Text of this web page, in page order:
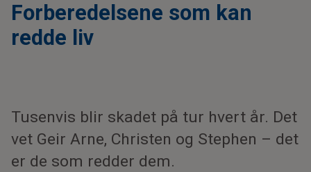
Forberedelsene som kan
redde liv
Tusenvis blir skadet på tur hvert år. Det
vet Geir Arne, Christen og Stephen – det
er de som redder dem.